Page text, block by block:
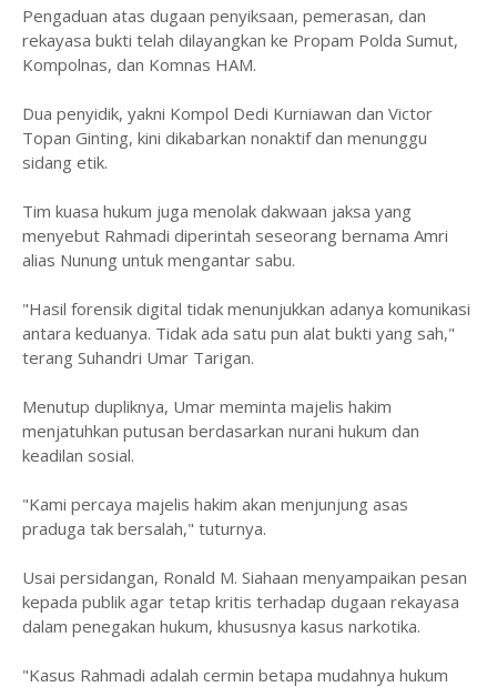
Pengaduan atas dugaan penyiksaan, pemerasan, dan
rekayasa bukti telah dilayangkan ke Propam Polda Sumut,
Kompolnas, dan Komnas HAM.
Dua penyidik, yakni Kompol Dedi Kurniawan dan Victor
Topan Ginting, kini dikabarkan nonaktif dan menunggu
sidang etik.
Tim kuasa hukum juga menolak dakwaan jaksa yang
menyebut Rahmadi diperintah seseorang bernama Amri
alias Nunung untuk mengantar sabu.
"Hasil forensik digital tidak menunjukkan adanya komunikasi
antara keduanya. Tidak ada satu pun alat bukti yang sah,"
terang Suhandri Umar Tarigan.
Menutup dupliknya, Umar meminta majelis hakim
menjatuhkan putusan berdasarkan nurani hukum dan
keadilan sosial.
"Kami percaya majelis hakim akan menjunjung asas
praduga tak bersalah," tuturnya.
Usai persidangan, Ronald M. Siahaan menyampaikan pesan
kepada publik agar tetap kritis terhadap dugaan rekayasa
dalam penegakan hukum, khususnya kasus narkotika.
"Kasus Rahmadi adalah cermin betapa mudahnya hukum